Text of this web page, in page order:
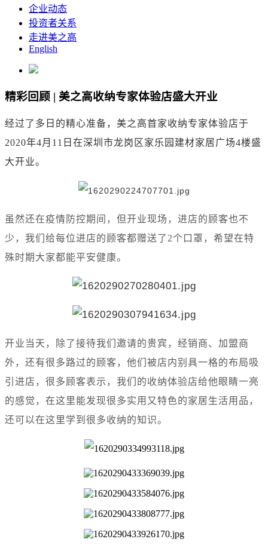
企业动态
投资者关系
走进美之高
English
精彩回顾 | 美之高收纳专家体验店盛大开业
经过了多日的精心准备，美之高首家收纳专家体验店于
2020年4月 11 日在深圳市龙岗区家乐园建材家居广场4楼盛
大开业。
虽然还在疫情防控期间，但开业现场，进店的顾客也不
少，我们给每位进店的顾客都赠送了2个口罩，希望在特
殊时期大家都能平安健康。
开业当天，除了接待我们邀请的贵宾，经销商、加盟商
外，还有很多路过的顾客，他们被店内别具一格的布局吸
引进店，很多顾客表示，我们的收纳体验店给他眼睛一亮
的感觉，在这里能发现很多实用又特色的家居生活用品，
还可以在这里学到很多收纳的知识。